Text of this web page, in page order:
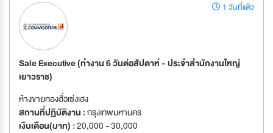
1 วันที่แล้ว
Sale Executive (ทำงาน 6 วันต่อสัปดาห์ - ประจำสำนักงานใหญ่
เยาวราช)
ห้างขายทองฮั่วเซ่งเฮง
สถานที่ปฏิบัติงาน :กรุงเทพมหานคร
เงินเดือน(บาท) :20,000 - 30,000